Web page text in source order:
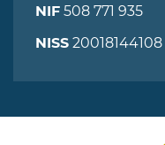
NIF 508 771 935
NISS 20018144108